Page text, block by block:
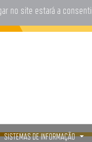
no site estará a
SISTEMAS DE INFORMAÇÃO